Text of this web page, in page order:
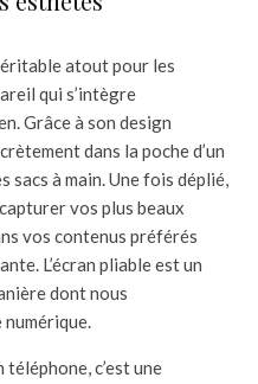
atout pour les
qui s’intègre
Grâce à son design
dans la poche d’un
sacs à main. Une fois déplié,
vos plus beaux
vos contenus préférés
L’écran pliable est un
dont nous
téléphone, c’est une